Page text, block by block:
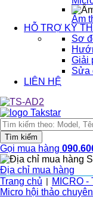
Âm
HỖ TRỢ KỸ
Sơ
Giải
Sửa
LIÊN HỆ
Gọi mua hàng
Địa chỉ mua hàng
Trang chủ
MICRO -
Micro hội thảo